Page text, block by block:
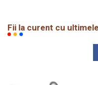
Fii la curent cu